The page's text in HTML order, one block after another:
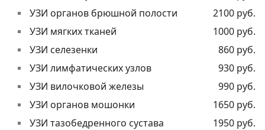
УЗИ органов брюшной полости
2100 руб.
УЗИ мягких тканей
1000 руб.
УЗИ селезенки
860 руб.
УЗИ лимфатических узлов
930 руб.
УЗИ вилочковой железы
990 руб.
УЗИ органов мошонки
1650 руб.
УЗИ тазобедренного сустава
1950 руб.